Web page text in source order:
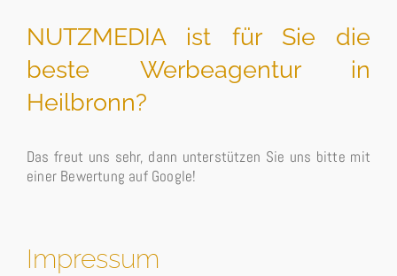
NUTZMEDIA ist für Sie die
beste Werbeagentur in
Heilbronn?
Das freut uns sehr, dann unterstützen Sie uns bitte mit
einer Bewertung auf Google!
Impressum